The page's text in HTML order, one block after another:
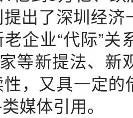
出了深圳经济
企业“代际”
等新提法、新
，又具一定
媒体引用。